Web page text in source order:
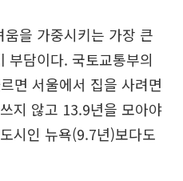
을 가중시키는 가장 큰
부담이다. 국토교통부의
면 서울에서 집을 사려면
지 않고 13.9년을 모아야
시인 뉴욕(9.7년)보다도